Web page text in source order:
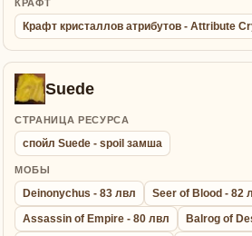
КРАФТ
Крафт кристаллов атрибутов - Attribute
Suede
СТРАНИЦА РЕСУРСА
спойл Suede - spoil замша
МОБЫ
Deinonychus - 83 лвл Seer of Blood - 82
Assassin of Empire - 80 лвл
Balrog of